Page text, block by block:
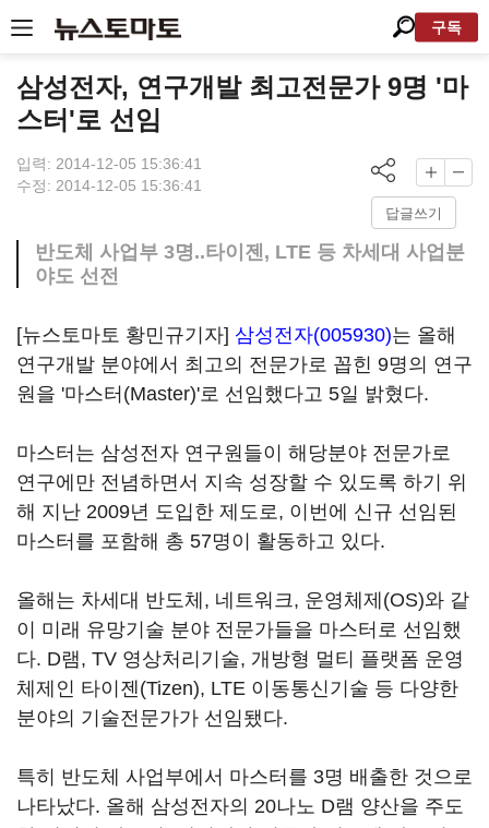
구독
삼성전자, 연구개발 최고전문가 9명 '마
스터'로 선임
입력: 2014-12-05 15:36:41
수정: 2014-12-05 15:36:41
답글쓰기
반도체 사업부 3명..타이젠, LTE 등 차세대 사업분
야도 선전
[뉴스토마토 황민규기자] 삼성전자(005930)는 올해
연구개발 분야에서 최고의 전문가로 꼽힌 9명의 연구
원을 '마스터(Master)'로 선임했다고 5일 밝혔다.
마스터는 삼성전자 연구원들이 해당분야 전문가로
연구에만 전념하면서 지속 성장할 수 있도록 하기 위
해 지난 2009년 도입한 제도로, 이번에 신규 선임된
마스터를 포함해 총 57명이 활동하고 있다.
올해는 차세대 반도체, 네트워크, 운영체제(OS)와 같
이 미래 유망기술 분야 전문가들을 마스터로 선임했
다. D램, TV 영상처리기술, 개방형 멀티 플랫폼 운영
체제인 타이젠(Tizen), LTE 이동통신기술 등 다양한
분야의 기술전문가가 선임됐다.
특히 반도체 사업부에서 마스터를 3명 배출한 것으로
나타났다. 올해 삼성전자의 20나노 D램 양산을 주도